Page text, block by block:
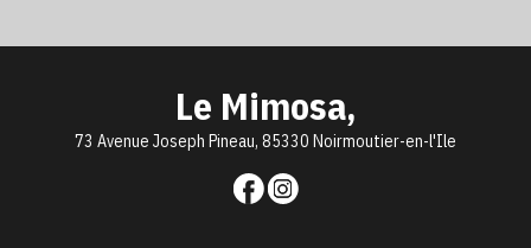
Le Mimosa,
73 Avenue Joseph Pineau, 85330 Noirmoutier-en-l'Ile